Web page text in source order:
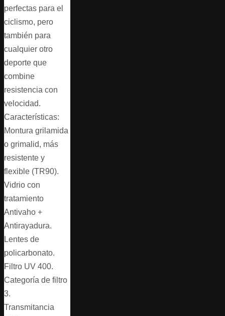
perfectas para el
ciclismo, pero
también para
cualquier otro
deporte que
combine
resistencia con
velocidad.
Características:
Montura grilamida
o grimalid, más
resistente y
flexible (TR90).
Vidrio con
tratamiento
Antivaho +
Antirayadura.
Lentes de
policarbonato.
Filtro UV 400.
Categoría de filtro
3.
Transmitancia